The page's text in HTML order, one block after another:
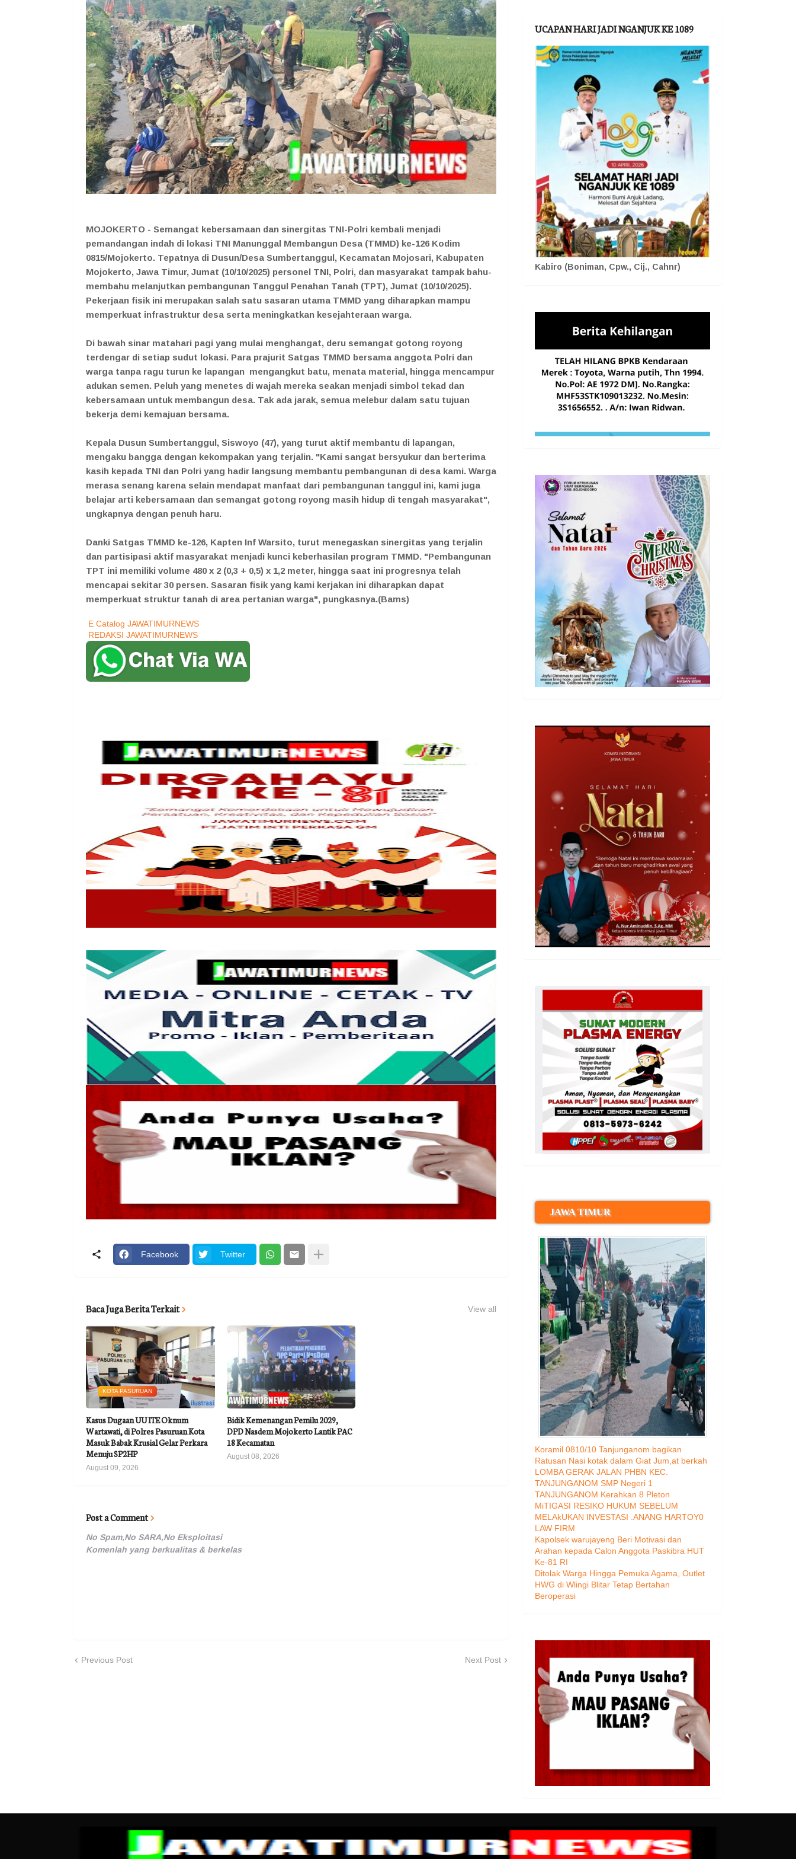
MOJOKERTO - Semangat kebersamaan dan sinergitas TNI-Polri kembali menjadi
pemandangan indah di lokasi TNI Manunggal Membangun Desa (TMMD) ke-126 Kodim
0815/Mojokerto. Tepatnya di Dusun/Desa Sumbertanggul, Kecamatan Mojosari, Kabupaten
Mojokerto, Jawa Timur, Jumat (10/10/2025) personel TNI, Polri, dan masyarakat tampak bahu-
membahu melanjutkan pembangunan Tanggul Penahan Tanah (TPT), Jumat (10/10/2025).
Pekerjaan fisik ini merupakan salah satu sasaran utama TMMD yang diharapkan mampu
memperkuat infrastruktur desa serta meningkatkan kesejahteraan warga.
Di bawah sinar matahari pagi yang mulai menghangat, deru semangat gotong royong
terdengar di setiap sudut lokasi. Para prajurit Satgas TMMD bersama anggota Polri dan
warga tanpa ragu turun ke lapangan mengangkut batu, menata material, hingga mencampur
adukan semen. Peluh yang menetes di wajah mereka seakan menjadi simbol tekad dan
kebersamaan untuk membangun desa. Tak ada jarak, semua melebur dalam satu tujuan
bekerja demi kemajuan bersama.
Kepala Dusun Sumbertanggul, Siswoyo (47), yang turut aktif membantu di lapangan,
mengaku bangga dengan kekompakan yang terjalin. "Kami sangat bersyukur dan berterima
kasih kepada TNI dan Polri yang hadir langsung membantu pembangunan di desa kami. Warga
merasa senang karena selain mendapat manfaat dari pembangunan tanggul ini, kami juga
belajar arti kebersamaan dan semangat gotong royong masih hidup di tengah masyarakat",
ungkapnya dengan penuh haru.
Danki Satgas TMMD ke-126, Kapten Inf Warsito, turut menegaskan sinergitas yang terjalin
dan partisipasi aktif masyarakat menjadi kunci keberhasilan program TMMD. "Pembangunan
TPT ini memiliki volume 480 x 2 (0,3 + 0,5) x 1,2 meter, hingga saat ini progresnya telah
mencapai sekitar 30 persen. Sasaran fisik yang kami kerjakan ini diharapkan dapat
memperkuat struktur tanah di area pertanian warga", pungkasnya.(Bams)
E Catalog JAWATIMURNEWS
REDAKSI JAWATIMURNEWS
Facebook Twitter
Baca Juga Berita Terkait View all
KOTA PASURUAN
Kasus Dugaan UU ITE Oknum
Wartawati, di Polres Pasuruan Kota
Masuk Babak Krusial Gelar Perkara
Menuju SP2HP
August 09, 2026
Bidik Kemenangan Pemilu 2029,
DPD Nasdem Mojokerto Lantik PAC
18 Kecamatan
August 08, 2026
Post a Comment
No Spam,No SARA,No Eksploitasi
Komenlah yang berkualitas & berkelas
Previous Post Next Post
UCAPAN HARI JADI NGANJUK KE 1089
Kabiro (Boniman, Cpw., Cij., Cahnr)
JAWA TIMUR
Koramil 0810/10 Tanjunganom bagikan
Ratusan Nasi kotak dalam Giat Jum,at berkah
LOMBA GERAK JALAN PHBN KEC.
TANJUNGANOM SMP Negeri 1
TANJUNGANOM Kerahkan 8 Pleton
MiTIGASI RESIKO HUKUM SEBELUM
MELAkUKAN INVESTASI .ANANG HARTOY0
LAW FIRM
Kapolsek warujayeng Beri Motivasi dan
Arahan kepada Calon Anggota Paskibra HUT
Ke-81 RI
Ditolak Warga Hingga Pemuka Agama, Outlet
HWG di Wlingi Blitar Tetap Bertahan
Beroperasi